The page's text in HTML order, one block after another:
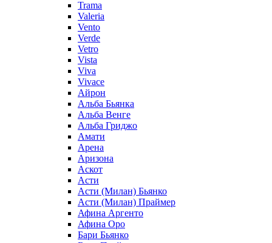
Trama
Valeria
Vento
Verde
Vetro
Vista
Viva
Vivace
Айрон
Альба Бьянка
Альба Венге
Альба Гриджо
Амати
Арена
Аризона
Аскот
Асти
Асти (Милан) Бьянко
Асти (Милан) Праймер
Афина Аргенто
Афина Оро
Бари Бьянко